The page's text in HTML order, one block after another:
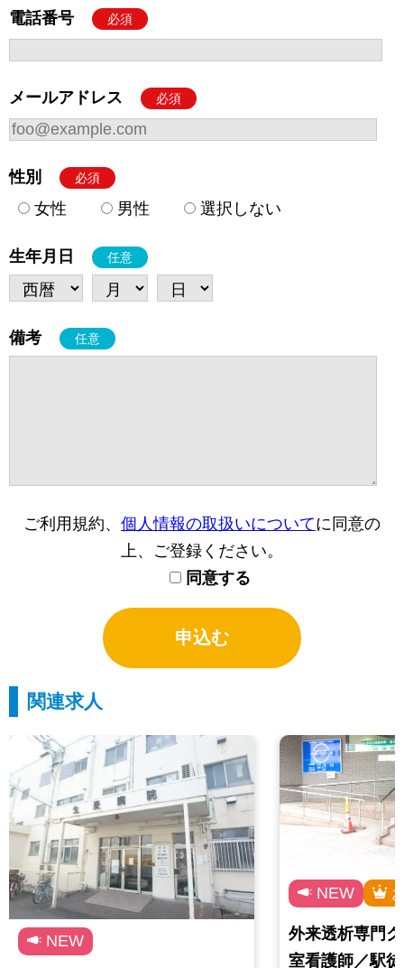
電話番号 必須
メールアドレス 必須
性別 必須
女性 男性 選択しない
生年月日 任意
備考 任意
ご利用規約、 個人情報の取扱いについてに同意の
上、ご登録ください。
同意する
関連求人
NEW
NEW
外来透析専門
室看護師／駅